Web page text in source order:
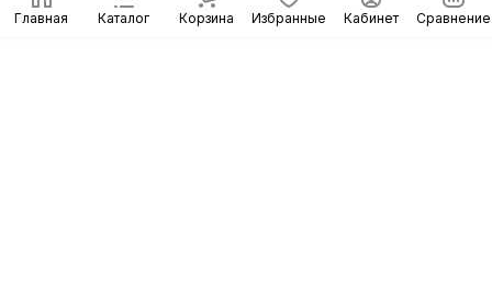
Главная Каталог Корзина Избранные Кабинет Сравнение